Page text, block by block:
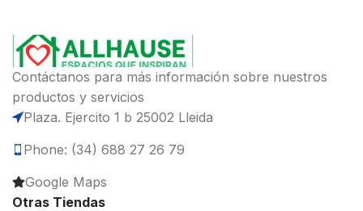
Contáctanos para más información sobre nuestros
productos y servicios
Plaza. Ejercito 1 b 25002 Lleida
Phone: (34) 688 27 26 79
Google Maps
Otras Tiendas